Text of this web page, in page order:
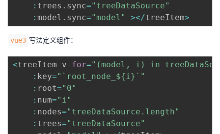
: trees . sync="treeDataSource"
: model . sync="model" ></treeItem>
vue3 写法定义组件：
<treeItem v- for="(model, i) in
: key="`root_node_${i}`"
: root="0"
: num="i"
: nodes="treeDataSource.length"
: trees="treeDataSource"